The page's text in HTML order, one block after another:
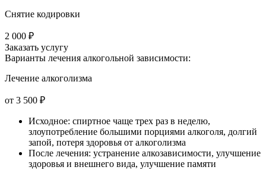
Снятие кодировки
2 000 ₽
Заказать услугу
Варианты лечения алкогольной зависимости:
Лечение алкоголизма
от 3 500 ₽
Исходное: спиртное чаще трех раз в неделю,
злоупотребление большими порциями алкоголя, долгий
запой, потеря здоровья от алкоголизма
После лечения: устранение алкозависимости, улучшение
здоровья и внешнего вида, улучшение памяти